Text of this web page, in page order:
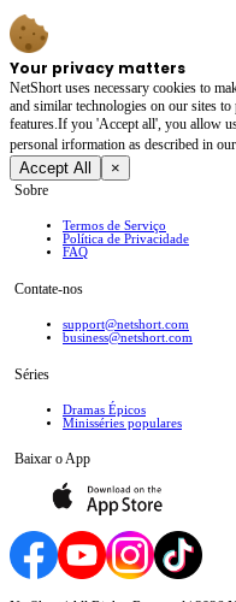
Your privacy matters
NetShort uses necessary cookies to
and similar technologies on our sites
features.If you 'Accept all', you allow
personal irformation as described in our
Accept All ×
Sobre
Termos de Serviço
Política de Privacidade
FAQ
Contate-nos
support@netshort.com
business@netshort.com
Séries
Dramas Épicos
Minisséries populares
Baixar o App